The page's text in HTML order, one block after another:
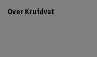
Over Kruidvat